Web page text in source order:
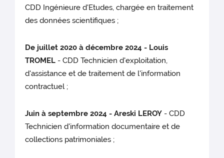
CDD Ingénieure d'Etudes, chargée en traitement
des données scientifiques ;
De juillet 2020 à décembre 2024 - Louis
TROMEL - CDD Technicien d'exploitation,
d'assistance et de traitement de l'information
contractuel ;
Juin à septembre 2024 - Areski LEROY - CDD
Technicien d'information documentaire et de
collections patrimoniales ;